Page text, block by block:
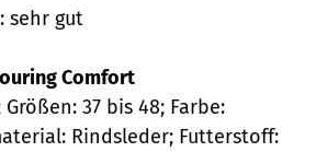
sehr gut
Comfort
Größen: 37 bis 48; Farbe:
Rindsleder; Futterstoff: